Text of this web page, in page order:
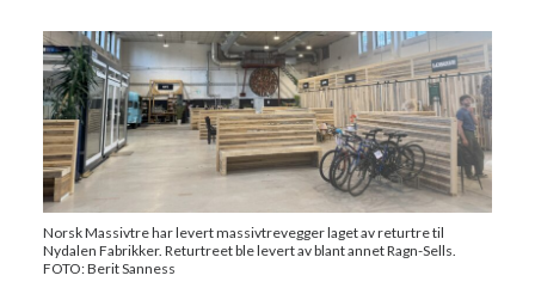
Norsk Massivtre har levert massivtrevegger laget av returtre til
Nydalen Fabrikker. Returtreet ble levert av blant annet Ragn-Sells.
FOTO: Berit Sanness